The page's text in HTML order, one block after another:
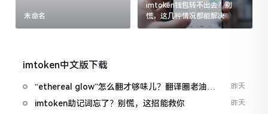
未命名
imtoken钱包转不出去？别
慌，这几种情况都能解决
imtoken中文版下载
“ethereal glow”怎么翻才够味儿？翻译圈老油条
的私房话
昨天
imtoken助记词忘了？别慌，这招能救你 昨天